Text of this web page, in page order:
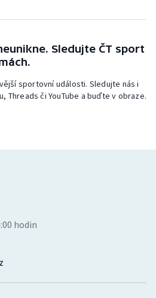
Sledujte ČT sport
sportovní události. Sledujte nás i
Threads či YouTube a buďte v obraze.
hodin